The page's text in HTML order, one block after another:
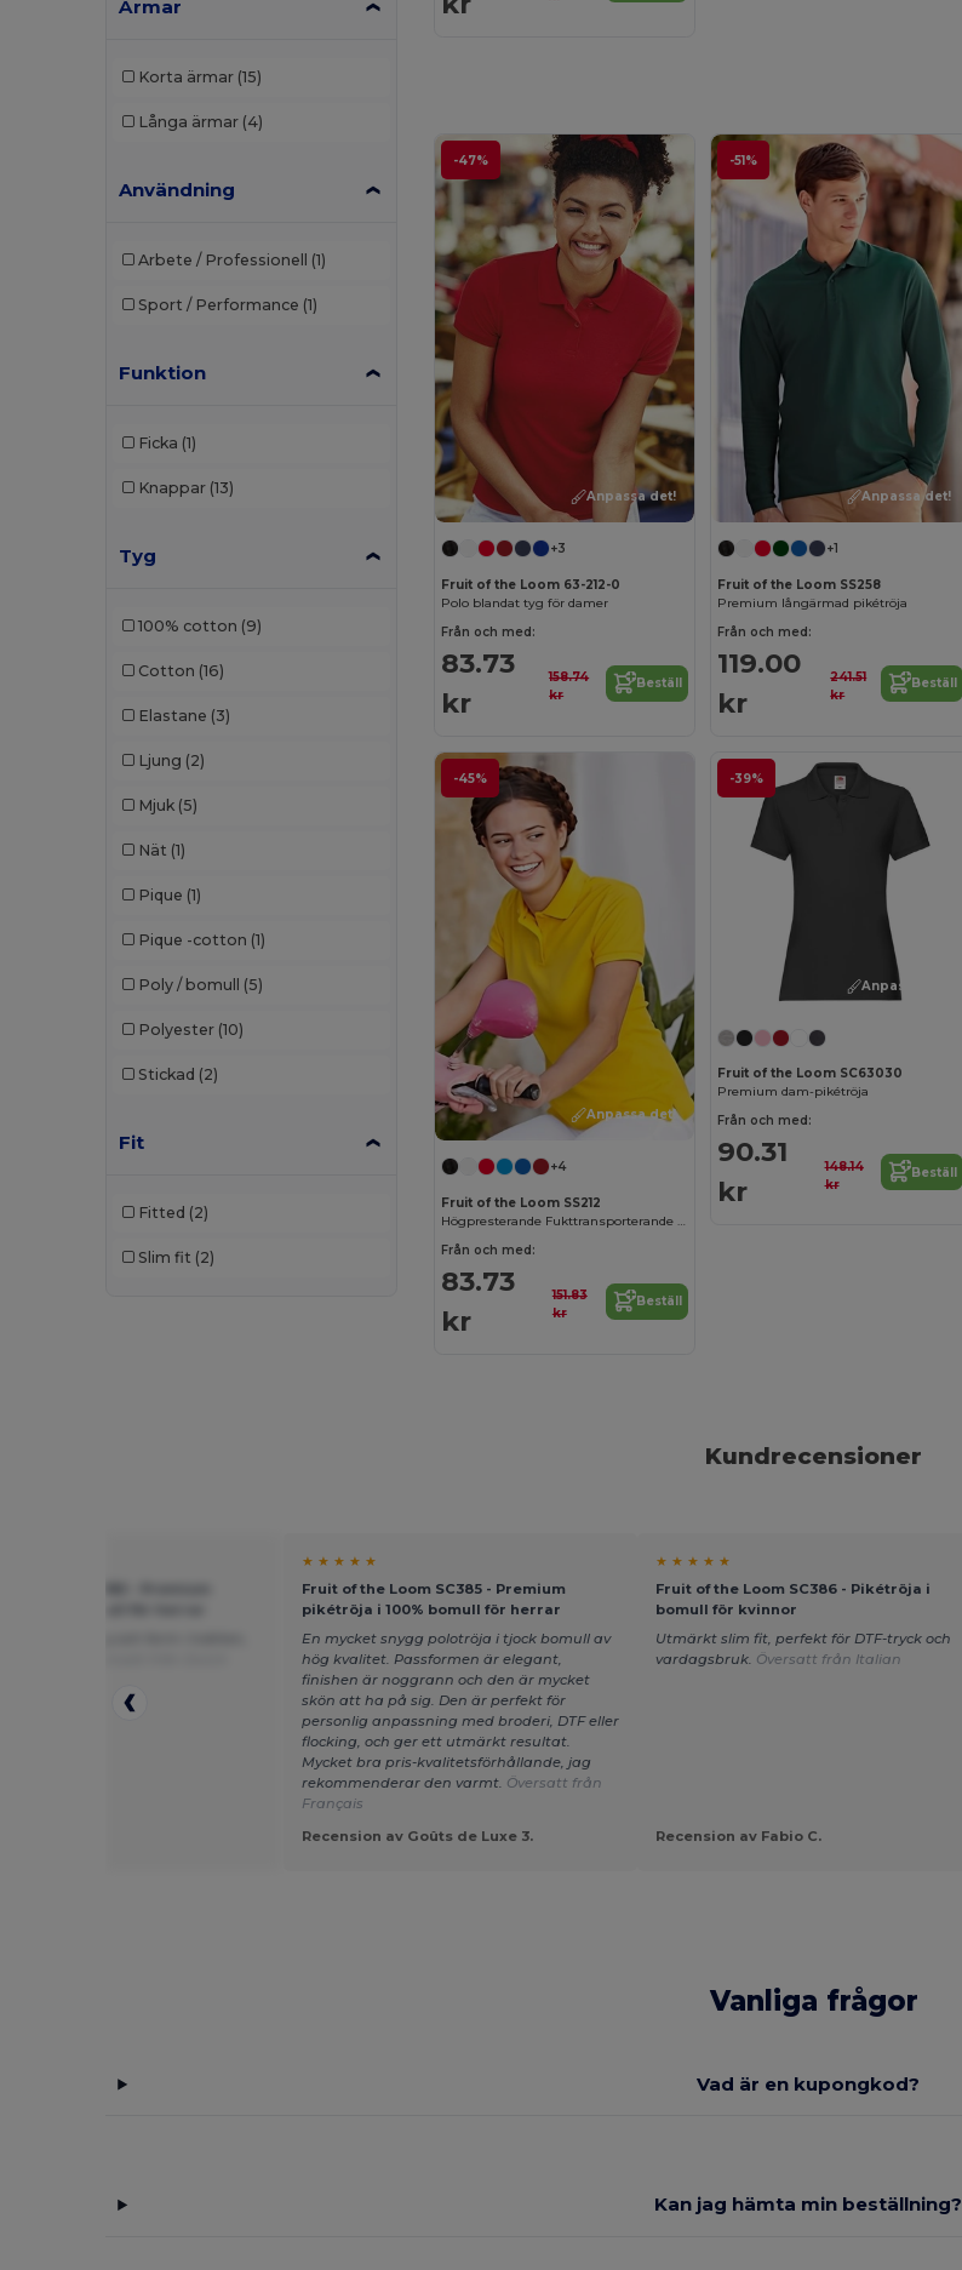
Finden & Hales
Henbury (13)
Kariban (36)
Malfini (15)
Malfini Premium
Neutral (2)
Pen Duick (4)
Piccolio (2)
Proact (9)
Produkt JACK & JONES
Promodoro
Radsow by Uneek
Regatta (2)
Roly (24)
Roly Sport (1)
Russell (18)
SOL'S (38)
Spiro (2)
WK. Designed To Work
Ärmar
Korta ärmar (15)
Långa ärmar (4)
Användning
Arbete / Professionell (1)
Sport / Performance (1)
Funktion
Ficka (1)
Knappar (13)
Tyg
100% cotton (9)
Cotton (16)
Elastane (3)
Ljung (2)
Mjuk (5)
Nät (1)
Pique (1)
Pique -cotton (1)
Poly / bomull (5)
Polyester (10)
Stickad (2)
Fit
Fitted (2)
Slim fit (2)
-47%
Anpassa det!
+3
Fruit of the Loom 63-212-0
Polo blandat tyg för damer
Från och med:
83.73
kr
158.74
kr
Beställ
-51%
Anpassa det!
+1
Fruit of the Loom SS258
Premium långärmad pikétröja
Från och med:
119.00
kr
241.51
kr
Beställ
-45%
Anpassa det!
+4
Fruit of the Loom SS212
Högpresterande Fukttransporterande Polo
Från och med:
83.73
kr
151.83
kr
Beställ
-39%
Anpassa det!
Fruit of the Loom SC63030
Premium dam-pikétröja
Från och med:
90.31
kr
148.14
kr
Beställ
Kundrecensioner
★ ★ ★ ★ ★
Fruit of the Loom SC385 - Premium
pikétröja i 100% bomull för herrar
En mycket snygg polotröja i tjock bomull av
hög kvalitet. Passformen är elegant,
finishen är noggrann och den är mycket
skön att ha på sig. Den är perfekt för
personlig anpassning med broderi, DTF eller
flocking, och ger ett utmärkt resultat.
Mycket bra pris-kvalitetsförhållande, jag
rekommenderar den varmt. Översatt från
Français
Recension av Goûts de Luxe 3.
★ ★ ★ ★ ★
Fruit of the Loom SC386 - Pikétröja i
bomull för kvinnor
Utmärkt slim fit, perfekt för DTF-tryck och
vardagsbruk. Översatt från Italian
Recension av Fabio C.
Vanliga frågor
Vad är en kupongkod?
Kan jag hämta min beställning?